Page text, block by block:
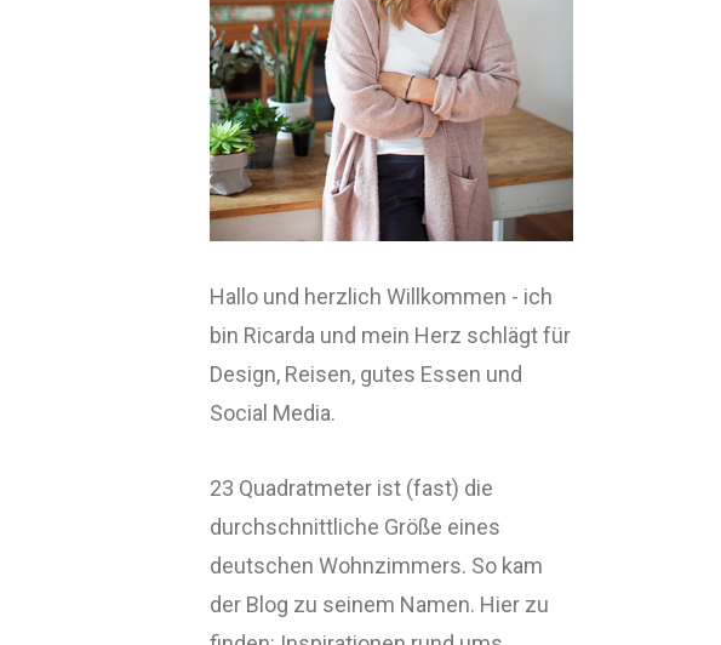
Hallo und herzlich Willkommen - ich
bin Ricarda und mein Herz schlägt für
Design, Reisen, gutes Essen und
Social Media.
23 Quadratmeter ist (fast) die
durchschnittliche Größe eines
deutschen Wohnzimmers. So kam
der Blog zu seinem Namen. Hier zu